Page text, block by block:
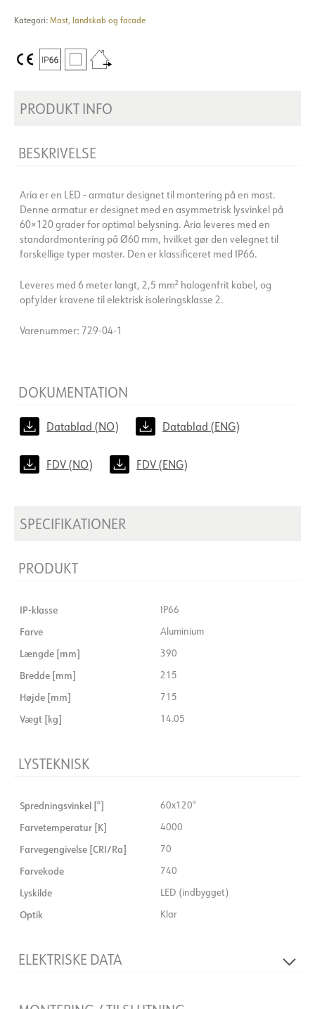
Kategori: Mast, landskab og facade
PRODUKT INFO
BESKRIVELSE
Aria er en LED - armatur designet til montering på en mast.
Denne armatur er designet med en asymmetrisk lysvinkel på
60×120 grader for optimal belysning. Aria leveres med en
standardmontering på Ø60 mm, hvilket gør den velegnet til
forskellige typer master. Den er klassificeret med IP66.
Leveres med 6 meter langt, 2,5 mm² halogenfrit kabel, og
opfylder kravene til elektrisk isoleringsklasse 2.
Varenummer: 729-04-1
DOKUMENTATION
Datablad (NO) Datablad (ENG)
FDV (NO) FDV (ENG)
SPECIFIKATIONER
PRODUKT
IP-klasse IP66
Farve Aluminium
Længde [mm] 390
Bredde [mm] 215
Højde [mm] 715
Vægt [kg] 14.05
LYSTEKNISK
Spredningsvinkel [°] 60x120°
Farvetemperatur [K] 4000
Farvegengivelse [CRI/Ra] 70
Farvekode 740
Lyskilde LED (indbygget)
Optik Klar
ELEKTRISKE DATA